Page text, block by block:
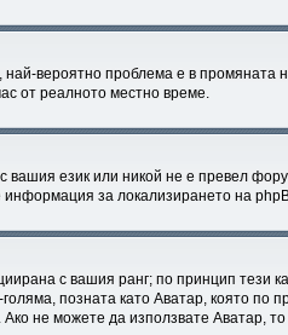
вероятно проблема е в
от реалното местно време.
език или никой не е превел
за локализирането на
с вашия ранг; по принцип
позната като Аватар, която
не можете да използвате Аватар,